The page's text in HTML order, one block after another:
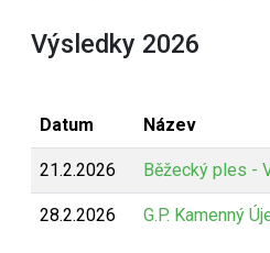
Výsledky 2026
Datum Název
21.2.2026 Běžecký ples -
28.2.2026 G.P. Kamenný